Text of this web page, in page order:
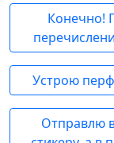
Конечно!
Устрою
Отправлю